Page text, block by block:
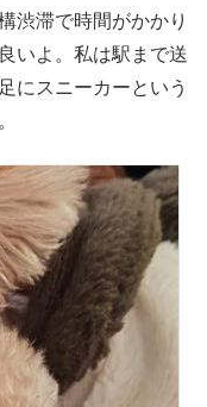
渋滞で時間がかかり
いよ。私は駅まで送
にスニーカーという